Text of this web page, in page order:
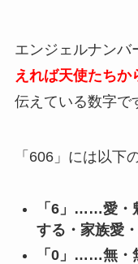
エンジェルナンバ
えれば天使たちか
伝えている数字で
「606」には以下
「6」……愛・
する・家族愛
「0」……無・